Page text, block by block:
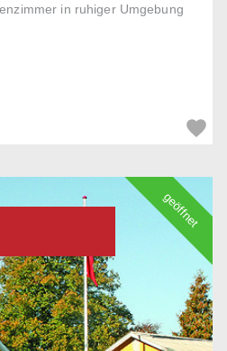
in ruhiger Umgebung
geöffnet